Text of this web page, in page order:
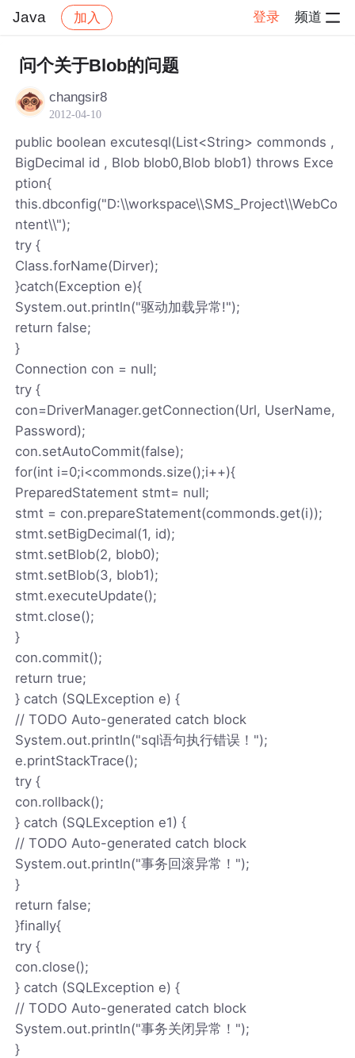
Java 加入 登录 频道
社区 Java 帖子详情
问个关于Blob的问题
changsir8
2012-04-10
public boolean excutesql(List<String> commonds ,
BigDecimal id , Blob blob0,Blob blob1) throws Exce
ption{
this.dbconfig("D:\\workspace\\SMS_Project\\WebCo
ntent\\");
try {
Class.forName(Dirver);
}catch(Exception e){
System.out.println("驱动加载异常!");
return false;
}
Connection con = null;
try {
con=DriverManager.getConnection(Url, UserName,
Password);
con.setAutoCommit(false);
for(int i=0;i<commonds.size();i++){
PreparedStatement stmt= null;
stmt = con.prepareStatement(commonds.get(i));
stmt.setBigDecimal(1, id);
stmt.setBlob(2, blob0);
stmt.setBlob(3, blob1);
stmt.executeUpdate();
stmt.close();
}
con.commit();
return true;
} catch (SQLException e) {
// TODO Auto-generated catch block
System.out.println("sql语句执行错误！");
e.printStackTrace();
try {
con.rollback();
} catch (SQLException e1) {
// TODO Auto-generated catch block
System.out.println("事务回滚异常！");
}
return false;
}finally{
try {
con.close();
} catch (SQLException e) {
// TODO Auto-generated catch block
System.out.println("事务关闭异常！");
}